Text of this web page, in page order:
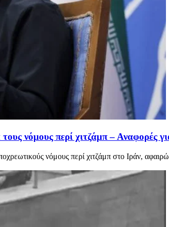
νόμους περί χιτζάμπ – Αναφορές
νόμους περί χιτζάμπ στο Ιράν,